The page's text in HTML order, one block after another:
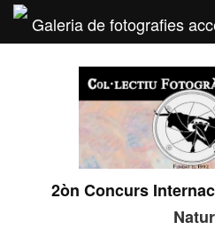
Galeria de fotografies
2òn Concurs